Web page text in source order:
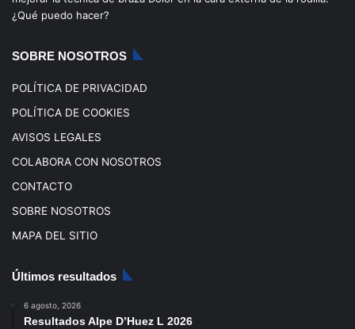
¿Qué puedo hacer?
SOBRE NOSOTROS
POLÍTICA DE PRIVACIDAD
POLÍTICA DE COOKIES
AVISOS LEGALES
COLABORA CON NOSOTROS
CONTACTO
SOBRE NOSOTROS
MAPA DEL SITIO
Últimos resultados
6 agosto, 2026
Resultados Alpe D’Huez L 2026